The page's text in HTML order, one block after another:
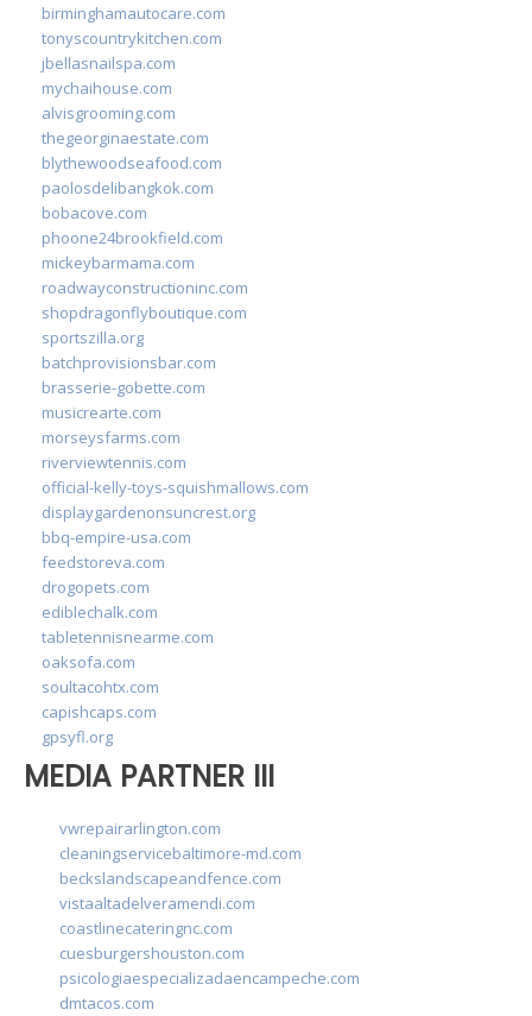
birminghamautocare.com
tonyscountrykitchen.com
jbellasnailspa.com
mychaihouse.com
alvisgrooming.com
thegeorginaestate.com
blythewoodseafood.com
paolosdelibangkok.com
bobacove.com
phoone24brookfield.com
mickeybarmama.com
roadwayconstructioninc.com
shopdragonflyboutique.com
sportszilla.org
batchprovisionsbar.com
brasserie-gobette.com
musicrearte.com
morseysfarms.com
riverviewtennis.com
official-kelly-toys-squishmallows.com
displaygardenonsuncrest.org
bbq-empire-usa.com
feedstoreva.com
drogopets.com
ediblechalk.com
tabletennisnearme.com
oaksofa.com
soultacohtx.com
capishcaps.com
gpsyfl.org
MEDIA PARTNER III
vwrepairarlington.com
cleaningservicebaltimore-md.com
beckslandscapeandfence.com
vistaaltadelveramendi.com
coastlinecateringnc.com
cuesburgershouston.com
psicologiaespecializadaencampeche.com
dmtacos.com